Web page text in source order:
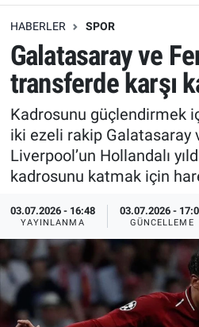
HABERLER SPOR
Galatasaray ve
transferde karşı
Kadrosunu güçlendirmek
iki ezeli rakip Galatasaray
Liverpool’un Hollandalı
kadrosunu katmak için
03.07.2026 - 16:48
YAYINLANMA
03.07.2026 -
GÜNCELLEME
Erişim Bilgileri
Ekonomi
Trend
Özel Haberler
Yazarlar
Erişim Bilgileri
Spor
Ekonomi
Dünya
Medya
Özel Haberler
Kadın
Erişim Bilgileri
Tüm Manşetler
Son Dakika Haberleri
Haber Arşivi